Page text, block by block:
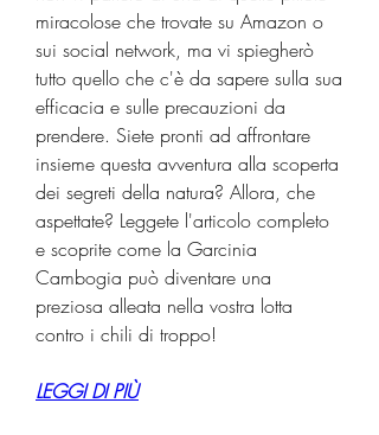
miracolose che trovate su Amazon o
sui social network, ma vi spiegherò
tutto quello che c'è da sapere sulla sua
efficacia e sulle precauzioni da
prendere. Siete pronti ad affrontare
insieme questa avventura alla scoperta
dei segreti della natura? Allora, che
aspettate? Leggete l'articolo completo
e scoprite come la Garcinia
Cambogia può diventare una
preziosa alleata nella vostra lotta
contro i chili di troppo!
LEGGI DI PIÙ